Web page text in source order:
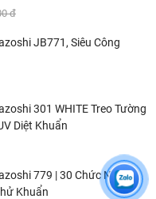
sản phẩm phù hợp và
như: chọn sản phẩm
chọn sp không phù
đình, tông thẩm mỹ
thật về chất lượng,
trí cả rủi ro và phiền
phẩm cũng được thành
đ
JB771, Siêu Công
301 WHITE Treo Tường
Diệt Khuẩn
779 | 30 Chức Năng
Khuẩn